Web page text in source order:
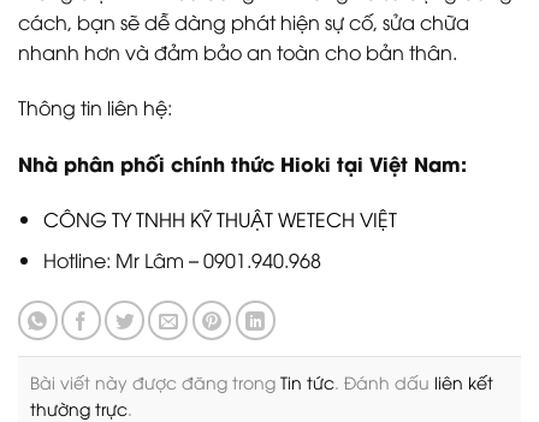
cách, bạn sẽ dễ dàng phát hiện sự cố, sửa chữa
nhanh hơn và đảm bảo an toàn cho bản thân.
Thông tin liên hệ:
Nhà phân phối chính thức Hioki tại Việt Nam:
CÔNG TY TNHH KỸ THUẬT WETECH VIỆT
Hotline: Mr Lâm – 0901.940.968
Bài viết này được đăng trong Tin tức. Đánh dấu liên kết
thường trực.